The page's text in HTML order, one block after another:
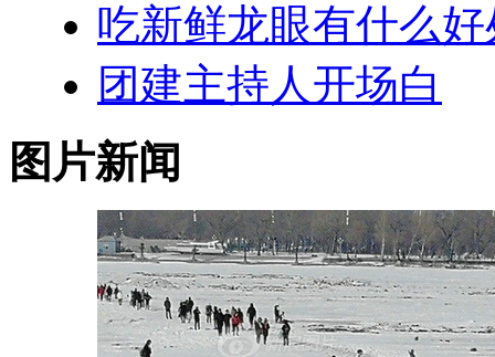
吃新鲜龙眼有什么好
团建主持人开场白
图片新闻